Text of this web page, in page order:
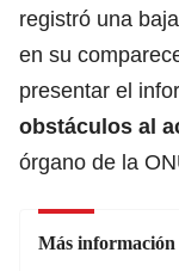
registró una
en su
presentar el
obstáculos al
órgano de la
Más información